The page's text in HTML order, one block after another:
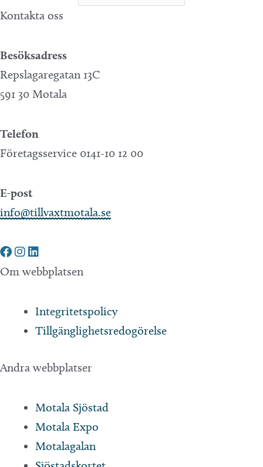
Kontakta oss
Besöksadress
Repslagaregatan 13C
591 30 Motala
Telefon
Företagsservice 0141-10 12 00
E-post
info@tillvaxtmotala.se
Om webbplatsen
Integritetspolicy
Tillgänglighetsredogörelse
Andra webbplatser
Motala Sjöstad
Motala Expo
Motalagalan